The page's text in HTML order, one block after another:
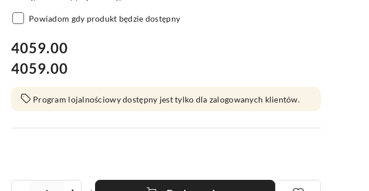
Powiadom gdy produkt będzie dostępny
cena:
4059.00
Cena:
4059.00
Program lojalnościowy dostępny jest tylko dla zalogowanych klientów.